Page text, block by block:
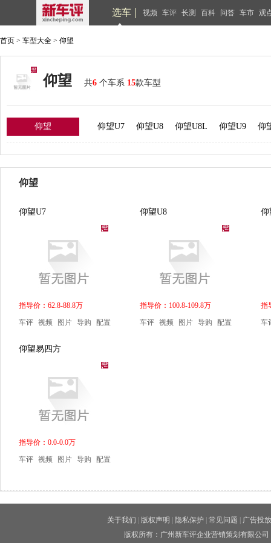
选车 视频 车评 长测 百科 问答 车市 观
首页 > 车型大全 > 仰望
仰望 共6 个车系 15款车型
仰望 仰望U7 仰望U8 仰望U8L 仰望U9 仰
仰望
仰望U7
指导价：62.8-88.8万
车评 视频 图片 导购 配置
仰望U8
指导价：100.8-109.8万
车评 视频 图片 导购 配置
仰
指
车
仰望易四方
指导价：0.0-0.0万
车评 视频 图片 导购 配置
关于我们 版权声明 隐私保护 常见问题
广告投放
版权所有：广州新车评企业营销策划有限公